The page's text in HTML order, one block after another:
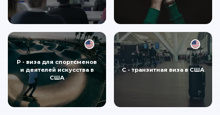
P - виза для спортсменов
и деятелей искусства в
США
С - транзитная виза в США